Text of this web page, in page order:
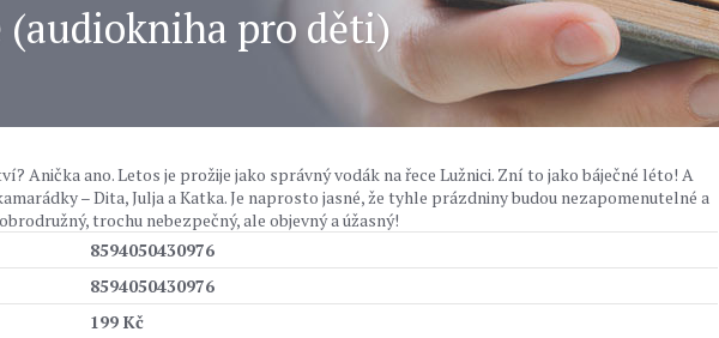
(audiokniha pro děti)
Anička ano. Letos je prožije jako správný vodák na řece Lužnici. Zní to jako báječné léto! A
– Dita, Julja a Katka. Je naprosto jasné, že tyhle prázdniny budou nezapomenutelné a
trochu nebezpečný, ale objevný a úžasný!
8594050430976
8594050430976
199 Kč